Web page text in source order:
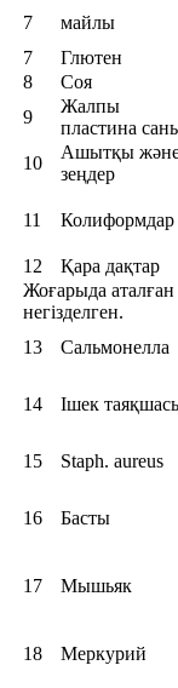
7 майлы
7
Глютен
8
Соя
9
Жалпы
пластина
10
Ашытқы
зеңдер
11 Колиформдар
12 Қара дақтар
Жоғарыда аталған
негізделген.
13
Сальмонелла
14 Ішек
15 Staph. aureus
16 Басты
17 Мышьяк
18 Меркурий